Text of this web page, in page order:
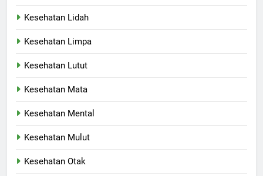
Kesehatan Lidah
Kesehatan Limpa
Kesehatan Lutut
Kesehatan Mata
Kesehatan Mental
Kesehatan Mulut
Kesehatan Otak